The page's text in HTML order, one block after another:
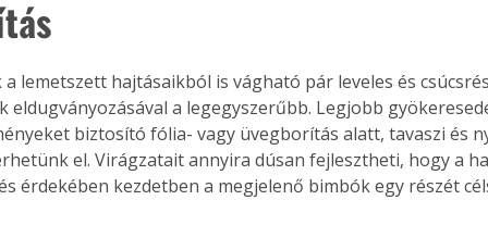
az
Old
Együtt jobban megéri!
Bővebb információ itt!
Együtt jobban megéri! A
könyvek tetszőleges
párosítással kedvezményes
lemetszett hajtásaikból is vágható pár leveles és
eldugványozásával a legegyszerűbb. Legjobb
biztosító fólia- vagy üvegborítás alatt, tavaszi és
el. Virágzatait annyira dúsan fejlesztheti, hogy a
érdekében kezdetben a megjelenő bimbók egy részét